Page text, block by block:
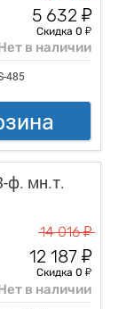
5 632 у
Скидка 0 у
в наличии
485
ф. мн.т.
14 016у
12 187 у
Скидка 0 у
в наличии